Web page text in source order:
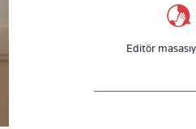
Editör